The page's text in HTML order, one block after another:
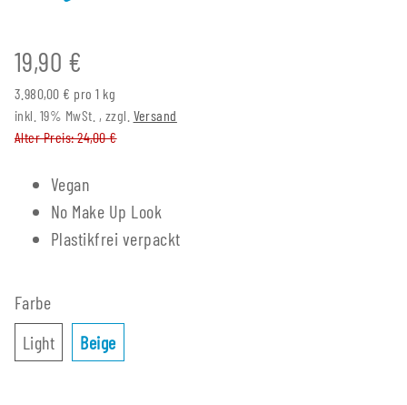
19,90 €
3.980,00 € pro 1 kg
inkl. 19% MwSt. , zzgl. Versand
Alter Preis: 24,00 €
Vegan
No Make Up Look
Plastikfrei verpackt
Farbe
LightLightBeigeBeige